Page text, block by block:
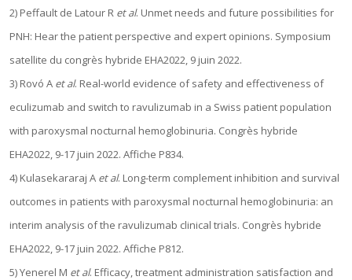
2) Peffault de Latour R et al. Unmet needs and future possibilities for
PNH: Hear the patient perspective and expert opinions. Symposium
satellite du congrès hybride EHA2022, 9 juin 2022.
3) Rovó A et al. Real-world evidence of safety and effectiveness of
eculizumab and switch to ravulizumab in a Swiss patient population
with paroxysmal nocturnal hemoglobinuria. Congrès hybride
EHA2022, 9-17 juin 2022. Affiche P834.
4) Kulasekararaj A et al. Long-term complement inhibition and survival
outcomes in patients with paroxysmal nocturnal hemoglobinuria: an
interim analysis of the ravulizumab clinical trials. Congrès hybride
EHA2022, 9-17 juin 2022. Affiche P812.
5) Yenerel M et al. Efficacy, treatment administration satisfaction and